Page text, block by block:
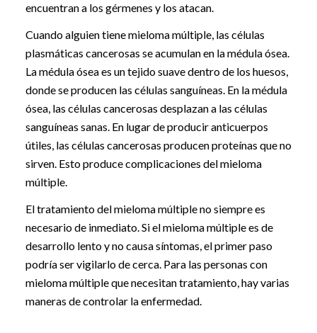
encuentran a los gérmenes y los atacan.
Cuando alguien tiene mieloma múltiple, las células
plasmáticas cancerosas se acumulan en la médula ósea.
La médula ósea es un tejido suave dentro de los huesos,
donde se producen las células sanguíneas. En la médula
ósea, las células cancerosas desplazan a las células
sanguíneas sanas. En lugar de producir anticuerpos
útiles, las células cancerosas producen proteínas que no
sirven. Esto produce complicaciones del mieloma
múltiple.
El tratamiento del mieloma múltiple no siempre es
necesario de inmediato. Si el mieloma múltiple es de
desarrollo lento y no causa síntomas, el primer paso
podría ser vigilarlo de cerca. Para las personas con
mieloma múltiple que necesitan tratamiento, hay varias
maneras de controlar la enfermedad.